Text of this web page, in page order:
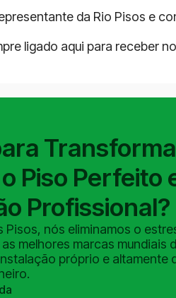
da Rio Pisos e
ligado aqui para receber
Piso Perfeito
Profissional?
Pisos, nós eliminamos o
melhores marcas mundiais
próprio e altamente